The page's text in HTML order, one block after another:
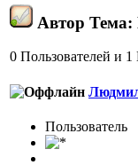
Автор Тема:
0 Пользователей и 1
Пользователь